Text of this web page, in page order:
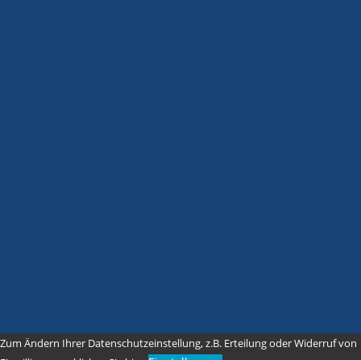
Zum Ändern Ihrer Datenschutzeinstellung, z.B. Erteilung oder Widerruf von